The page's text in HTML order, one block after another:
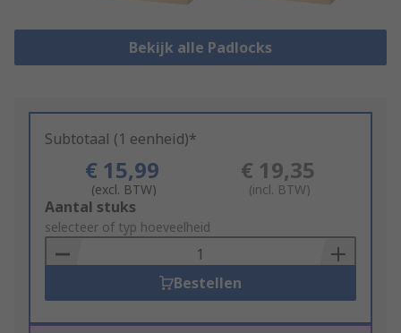
Bekijk alle Padlocks
Subtotaal (1 eenheid)*
€ 15,99
(excl. BTW)
€ 19,35
(incl. BTW)
Add
to
Basket
Aantal stuks
selecteer of typ hoeveelheid
Bestellen